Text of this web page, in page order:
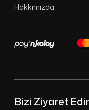
Bizi Ziyaret
Hakkımızda